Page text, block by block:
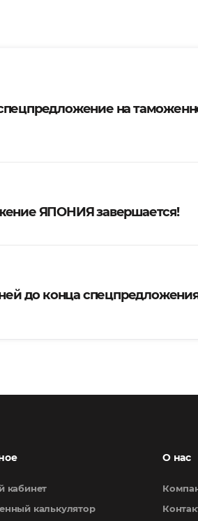
на
ЯПОНИЯ завершается!
до конца
кабинет
калькулятор
О нас